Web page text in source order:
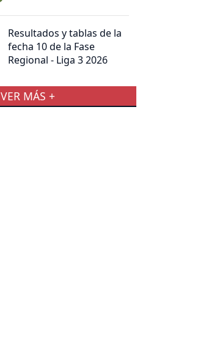
Resultados y tablas de la
fecha 10 de la Fase
Regional - Liga 3 2026
VER MÁS +